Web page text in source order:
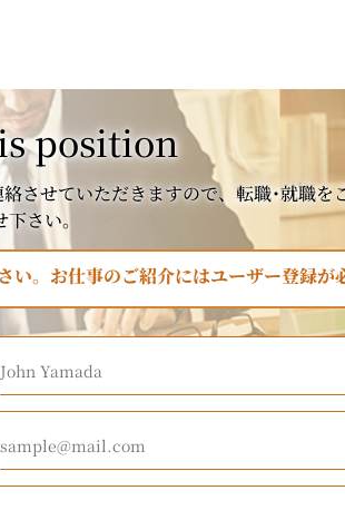
position
させていただきますので、転職･就職を
さい。
。お仕事のご紹介にはユーザー登録が